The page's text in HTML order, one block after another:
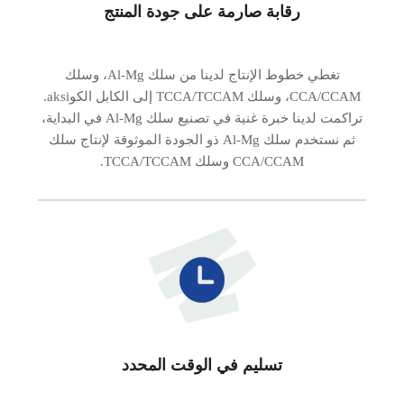
رقابة صارمة على جودة المنتج
تغطي خطوط الإنتاج لدينا من سلك Al-Mg، وسلك
CCA/CCAM، وسلك TCCA/TCCAM إلى الكابل الكوaksi.
تراكمت لدينا خبرة غنية في تصنيع سلك Al-Mg في البداية،
ثم نستخدم سلك Al-Mg ذو الجودة الموثوقة لإنتاج سلك
CCA/CCAM وسلك TCCA/TCCAM.
تسليم في الوقت المحدد